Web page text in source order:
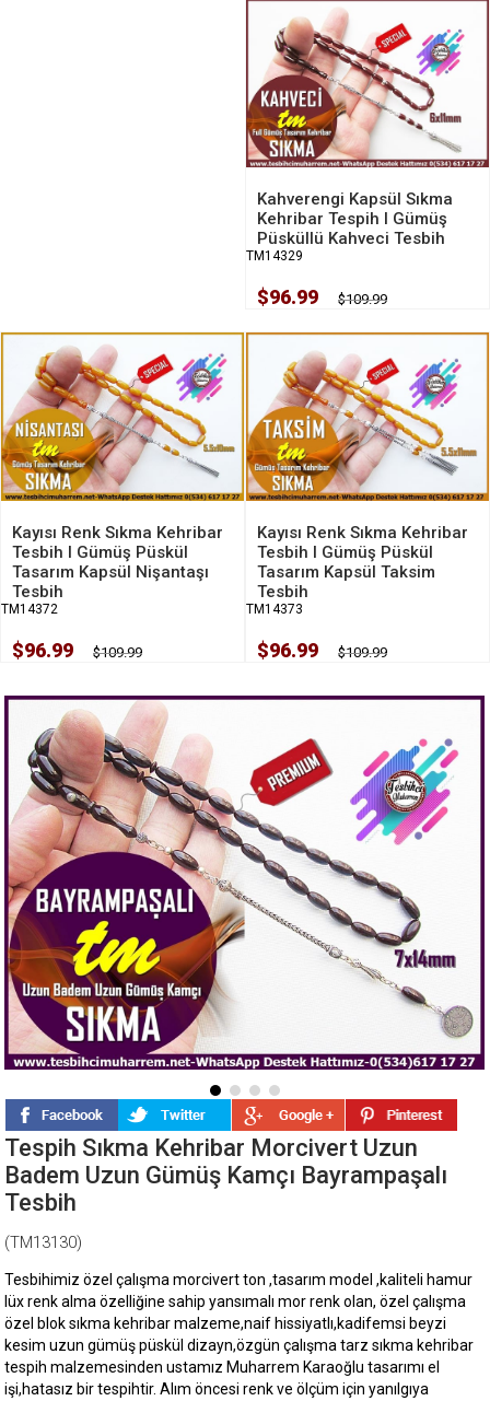
Kahverengi Kapsül Sıkma
Kehribar Tespih I Gümüş
Püsküllü Kahveci Tesbih
TM14329
$96.99 $109.99
Kayısı Renk Sıkma Kehribar
Tesbih I Gümüş Püskül
Tasarım Kapsül Nişantaşı
Tesbih
TM14372
$96.99 $109.99
Kayısı Renk Sıkma Kehribar
Tesbih I Gümüş Püskül
Tasarım Kapsül Taksim
Tesbih
TM14373
$96.99 $109.99
Tespih Sıkma Kehribar Morcivert Uzun
Badem Uzun Gümüş Kamçı Bayrampaşalı
Tesbih
(TM13130)
Tesbihimiz özel çalışma morcivert ton ,tasarım model ,kaliteli hamur
lüx renk alma özelliğine sahip yansımalı mor renk olan, özel çalışma
özel blok sıkma kehribar malzeme,naif hissiyatlı,kadifemsi beyzi
kesim uzun gümüş püskül dizayn,özgün çalışma tarz sıkma kehribar
tespih malzemesinden ustamız Muharrem Karaoğlu tasarımı el
işi,hatasız bir tespihtir. Alım öncesi renk ve ölçüm için yanılgıya